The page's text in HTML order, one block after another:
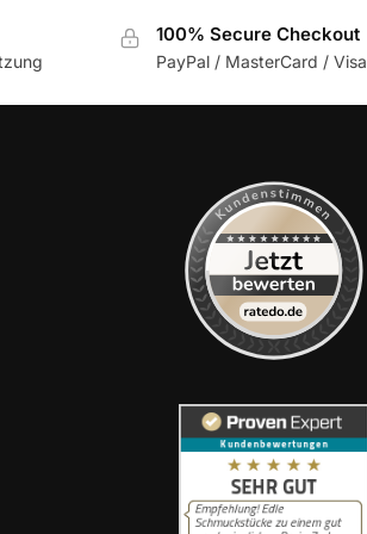
100% Secure Checkout
PayPal / MasterCard / Visa